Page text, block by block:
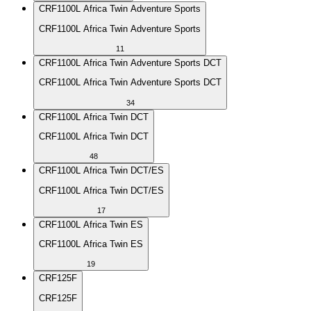
CRF1100L Africa Twin Adventure Sports
CRF1100L Africa Twin Adventure Sports
11
CRF1100L Africa Twin Adventure Sports DCT
CRF1100L Africa Twin Adventure Sports DCT
34
CRF1100L Africa Twin DCT
CRF1100L Africa Twin DCT
48
CRF1100L Africa Twin DCT/ES
CRF1100L Africa Twin DCT/ES
17
CRF1100L Africa Twin ES
CRF1100L Africa Twin ES
19
CRF125F
CRF125F